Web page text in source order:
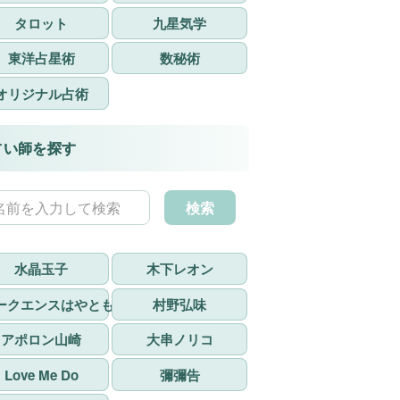
タロット
九星気学
東洋占星術
数秘術
リジナル占術
師を探す
検索
水晶玉子
木下レオン
クエンスはやとも
村野弘味
アポロン山崎
大串ノリコ
Love Me Do
彌彌告